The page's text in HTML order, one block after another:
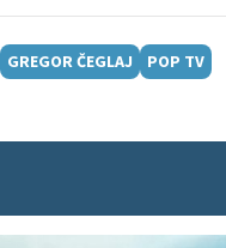
GREGOR ČEGLAJ POP TV